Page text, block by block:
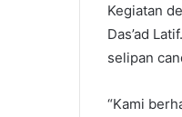
Kegiatan
Das’ad
selipan
“Kami